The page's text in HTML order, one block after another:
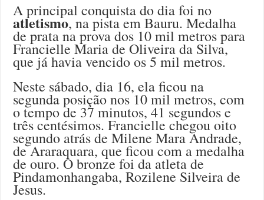
A principal conquista do dia foi no
atletismo, na pista em Bauru. Medalha
de prata na prova dos 10 mil metros para
Francielle Maria de Oliveira da Silva,
que já havia vencido os 5 mil metros.
Neste sábado, dia 16, ela ficou na
segunda posição nos 10 mil metros, com
o tempo de 37 minutos, 41 segundos e
três centésimos. Francielle chegou oito
segundo atrás de Milene Mara Andrade,
de Araraquara, que ficou com a medalha
de ouro. O bronze foi da atleta de
Pindamonhangaba, Rozilene Silveira de
Jesus.